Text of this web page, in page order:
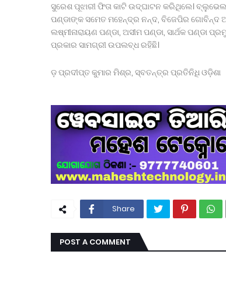
ସୁରେଶ ପୂଝାରୀ ଫିତା କାଟି ଉଦ୍‌ଘାଟନ କରିଥିଲେ। ବ୍ଲୁଭେଲ
ପଣ୍ଡାଙ୍କ ସମେତ ମହେନ୍ଦ୍ର ନନ୍ଦ, ବିଜେପିର ଗୋବିନ୍ଦ
ଲଷ୍ମୀନାରାୟଣ ପଣ୍ଡା, ଅସୀମ ପଣ୍ଡା, ସାର୍ଥକ
ପ୍ରକାର ସାମଗ୍ରୀ ଉପଲବ୍ଧ ରହିଛି।
ଡ଼ ପ୍ରଦୀପ୍ତ କୁମାର ମିଶ୍ର, ସ୍ବତନ୍ତ୍ର ପ୍ରତିନିଧି ଓଡ଼ିଶା
Share
POST A COMMENT